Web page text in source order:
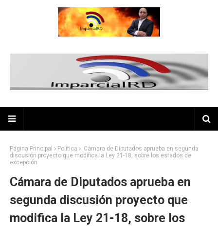
Página Principal Política
Cámara de Diputados aprueba en segunda
discusión proyecto que modifica la Ley 21-18, sobre los estados de
excepción
Cámara de Diputados aprueba en
segunda discusión proyecto que
modifica la Ley 21-18, sobre los